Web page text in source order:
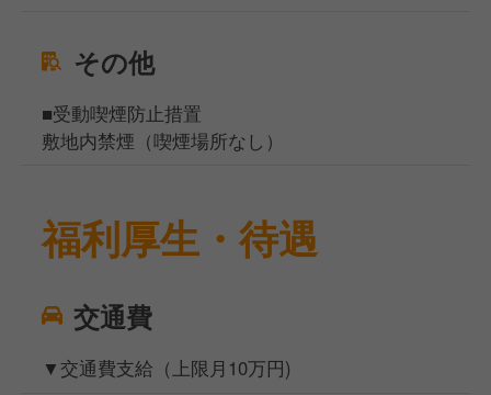
その他
■受動喫煙防止措置
敷地内禁煙（喫煙場所なし）
福利厚生・待遇
交通費
▼交通費支給（上限月10万円)